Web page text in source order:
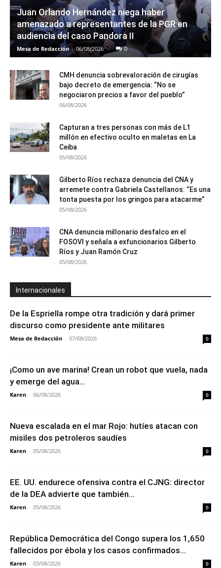
Juan Orlando Hernández niega haber
amenazado a representantes de la PGR en
audiencia del caso Pandora II
Mesa de Redacción - 06/08/2026 0
CMH denuncia sobrevaloración de cirugías
bajo decreto de emergencia: “No se
negociaron precios a favor del pueblo”
06/08/2026
Capturan a tres personas con más de L1
millón en efectivo oculto en maletas en La
Ceiba
05/08/2026
Gilberto Ríos rechaza denuncia del CNA y
arremete contra Gabriela Castellanos: “Es una
tonta puesta por los gringos para atacarme”
05/08/2026
CNA denuncia millonario desfalco en el
FOSOVI y señala a exfuncionarios Gilberto
Ríos y Juan Ramón Cruz
05/08/2026
Internacionales
De la Espriella rompe otra tradición y dará primer
discurso como presidente ante militares
Mesa de Redacción - 07/08/2026 0
¡Como un ave marina! Crean un robot que vuela, nada
y emerge del agua...
Karen - 06/08/2026 0
Nueva escalada en el mar Rojo: hutíes atacan con
misiles dos petroleros saudíes
Karen - 05/08/2026 0
EE. UU. endurece ofensiva contra el CJNG: director
de la DEA advierte que también...
Karen - 05/08/2026 0
República Democrática del Congo supera los 1,650
fallecidos por ébola y los casos confirmados...
Karen - 03/08/2026 0